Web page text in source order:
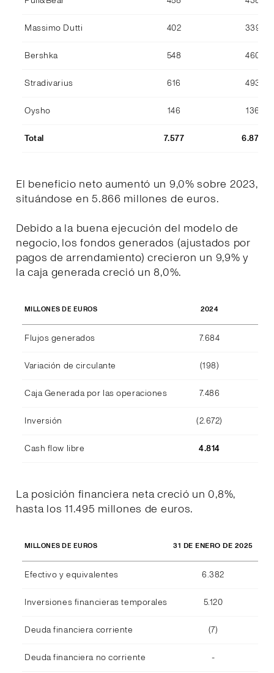
Massimo Dutti 402 339
Bershka 548 460
Stradivarius 616 493
Oysho 146 136
Total 7.577 6.870
El beneficio neto aumentó un 9,0% sobre 2023,
situándose en 5.866 millones de euros.
Debido a la buena ejecución del modelo de
negocio, los fondos generados (ajustados por
pagos de arrendamiento) crecieron un 9,9% y
la caja generada creció un 8,0%.
MILLONES DE EUROS 2024
Flujos generados 7.684
Variación de circulante (198)
Caja Generada por las operaciones 7.486
Inversión (2.672)
Cash flow libre 4.814
La posición financiera neta creció un 0,8%,
hasta los 11.495 millones de euros.
MILLONES DE EUROS 31 DE ENERO DE 2025
Efectivo y equivalentes 6.382
Inversiones financieras temporales 5.120
Deuda financiera corriente (7)
Deuda financiera no corriente -